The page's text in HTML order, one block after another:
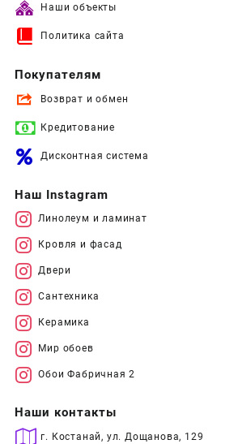
Наши объекты
Политика сайта
Покупателям
Возврат и обмен
Кредитование
Дисконтная система
Наш Instagram
Линолеум и ламинат
Кровля и фасад
Двери
Сантехника
Керамика
Мир обоев
Обои Фабричная 2
Наши контакты
г. Костанай, ул. Дощанова, 129